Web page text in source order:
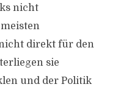
nicht
direkt für den
sie
und der Politik